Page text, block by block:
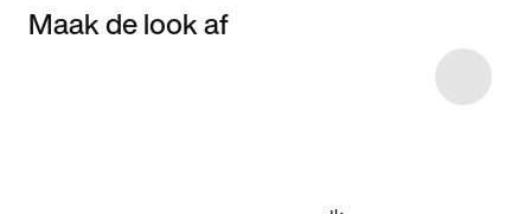
Maak de look af